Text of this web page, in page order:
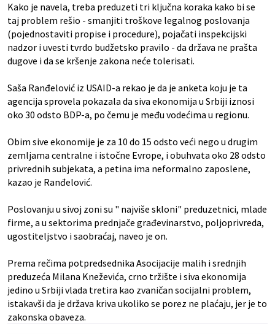
Kako je navela, treba preduzeti tri ključna koraka kako bi se
taj problem rešio - smanjiti troškove legalnog poslovanja
(pojednostaviti propise i procedure), pojačati inspekcijski
nadzor i uvesti tvrdo budžetsko pravilo - da država ne prašta
dugove i da se kršenje zakona neće tolerisati.
Saša Ranđelović iz USAID-a rekao je da je anketa koju je ta
agencija sprovela pokazala da siva ekonomija u Srbiji iznosi
oko 30 odsto BDP-a, po čemu je među vodećima u regionu.
Obim sive ekonomije je za 10 do 15 odsto veći nego u drugim
zemljama centralne i istočne Evrope, i obuhvata oko 28 odsto
privrednih subjekata, a petina ima neformalno zaposlene,
kazao je Ranđelović.
Poslovanju u sivoj zoni su " najviše skloni" preduzetnici, mlade
firme, a u sektorima prednjače građevinarstvo, poljoprivreda,
ugostiteljstvo i saobraćaj, naveo je on.
Prema rečima potpredsednika Asocijacije malih i srednjih
preduzeća Milana Kneževića, crno tržište i siva ekonomija
jedino u Srbiji vlada tretira kao zvaničan socijalni problem,
istakavši da je država kriva ukoliko se porez ne plaćaju, jer je to
zakonska obaveza.